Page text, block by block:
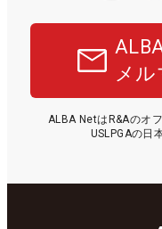
メ
ALBA NetはR&Aのオ
USLPGAの日